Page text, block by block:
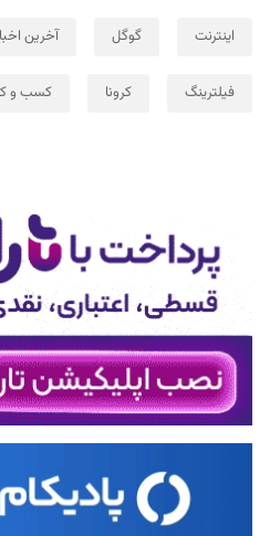
اینترنت گوگل آخرین
فیلترینگ کرونا کسب و